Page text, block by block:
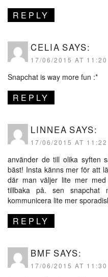
REPLY
CELIA SAYS:
17/06/2015 AT 11:20
Snapchat is way more fun :*
REPLY
LINNEA SAYS:
17/06/2015 AT 11:22
använder de till olika syften
bäst! Insta känns mer för att
där man väljer lite mer
tillbaka på. sen
kommunicera lite mer
REPLY
BMF SAYS:
17/06/2015 AT 11:30